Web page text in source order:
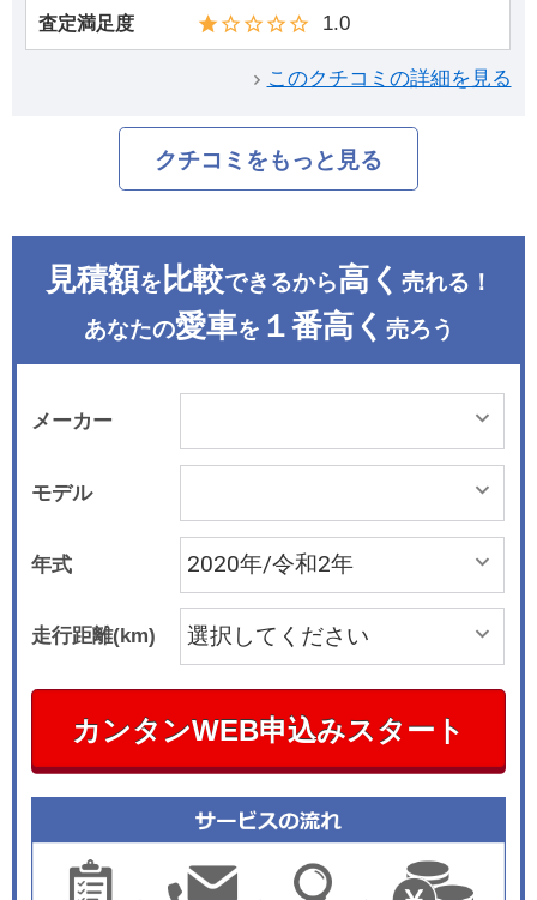
査定満足度 1.0
このクチコミの詳細を見る
クチコミをもっと見る
見積額を 比較できるから高く 売れる！
あなたの愛車を １番高く 売ろう
メーカー
モデル
年式
走行距離(km)
カンタンWEB申込みスタート